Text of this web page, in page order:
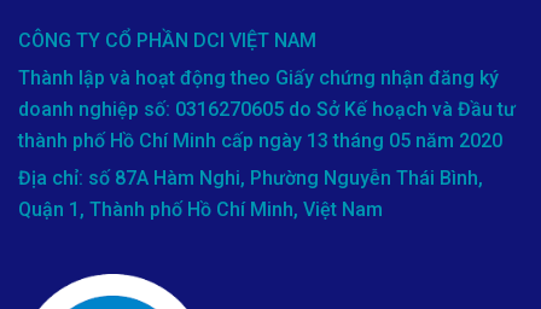
CÔNG TY CỔ PHẦN DCI VIỆT NAM
Thành lập và hoạt động theo Giấy chứng nhận đăng ký
doanh nghiệp số: 0316270605 do Sở Kế hoạch và Đầu tư
thành phố Hồ Chí Minh cấp ngày 13 tháng 05 năm 2020
Địa chỉ: số 87A Hàm Nghi, Phường Nguyễn Thái Bình,
Quận 1, Thành phố Hồ Chí Minh, Việt Nam